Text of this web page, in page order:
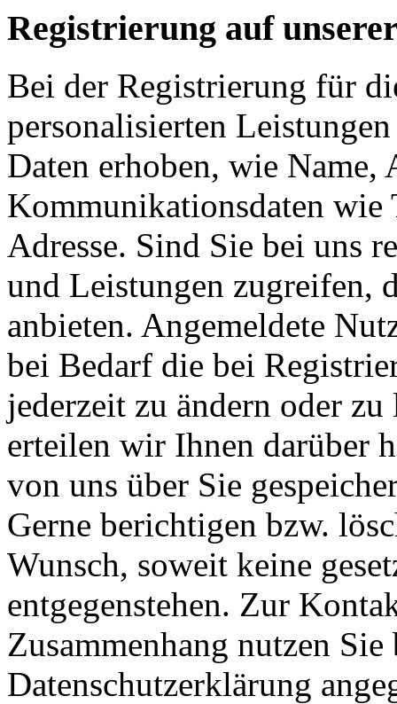
Registrierung auf
Bei der Registrierung für
personalisierten
Daten erhoben, wie
Kommunikationsdaten
Adresse. Sind Sie bei uns
und Leistungen zugreifen,
anbieten. Angemeldete
bei Bedarf die bei
jederzeit zu ändern oder
erteilen wir Ihnen darüber
von uns über Sie
Gerne berichtigen bzw.
Wunsch, soweit keine
entgegenstehen. Zur
Zusammenhang nutzen
Datenschutzerklärung